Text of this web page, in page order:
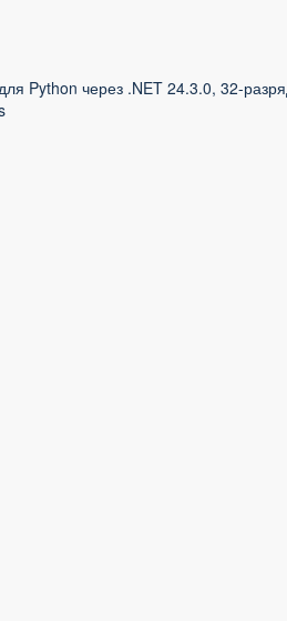
Python через .NET 24.3.0, 32-